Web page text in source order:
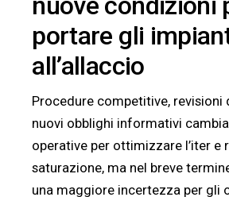
portare gli
all’allaccio
Procedure competitive, revisioni
nuovi obblighi informativi
operative per ottimizzare l’iter e
saturazione, ma nel breve
una maggiore incertezza per gli